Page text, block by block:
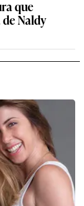
que
Naldy